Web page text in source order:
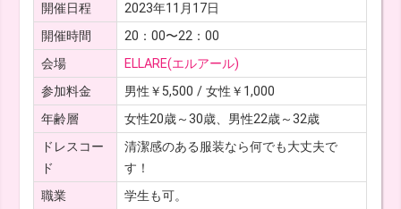
開催日程
2023年11月17日
開催時間
20：00〜22：00
会場
ELLARE(エルアール)
参加料金
男性￥5,500 / 女性￥1,000
年齢層
女性20歳～30歳、男性22歳～32歳
ドレスコー
ド
清潔感のある服装なら何でも大丈夫で
す！
職業
学生も可。